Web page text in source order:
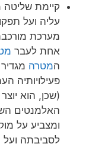
קיימת
עליה ועל
מערכת
אחת לעבר
המטרה
פעילויותיה
(שכן, הוא
האלמנטים
ומצביע על
לסביבתה